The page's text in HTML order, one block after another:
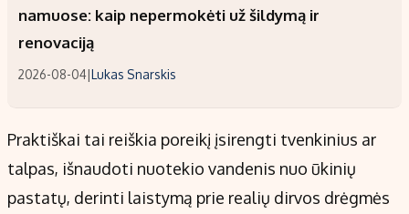
namuose: kaip nepermokėti už šildymą ir
renovaciją
2026-08-04|Lukas Snarskis
Praktiškai tai reiškia poreikį įsirengti tvenkinius ar
talpas, išnaudoti nuotekio vandenis nuo ūkinių
pastatų, derinti laistymą prie realių dirvos drėgmės